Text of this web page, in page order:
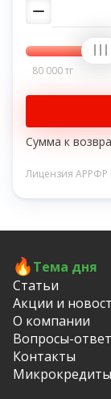
80 000 тг
Сумма к
Лицензия АРРФР
Тема дня
Статьи
Акции и
О компании
Вопросы-
Контакты
Микрокредиты